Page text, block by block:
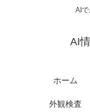
AI
AI
ホーム
外観検査